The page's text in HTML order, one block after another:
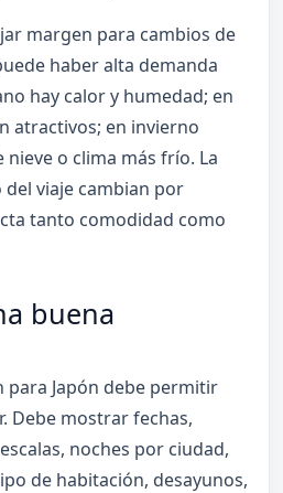
margen para cambios de
haber alta demanda
hay calor y humedad; en
atractivos; en invierno
o clima más frío. La
viaje cambian por
tanto comodidad como
buena
para Japón debe permitir
Debe mostrar fechas,
noches por ciudad,
de habitación, desayunos,